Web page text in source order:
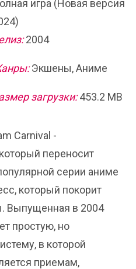
игра (Новая версия
2004
Экшены, Аниме
загрузки:453.2 MB
Carnival -
переносит
серии аниме
который покорит
Выпущенная в 2004
простую, но
в которой
приемам,